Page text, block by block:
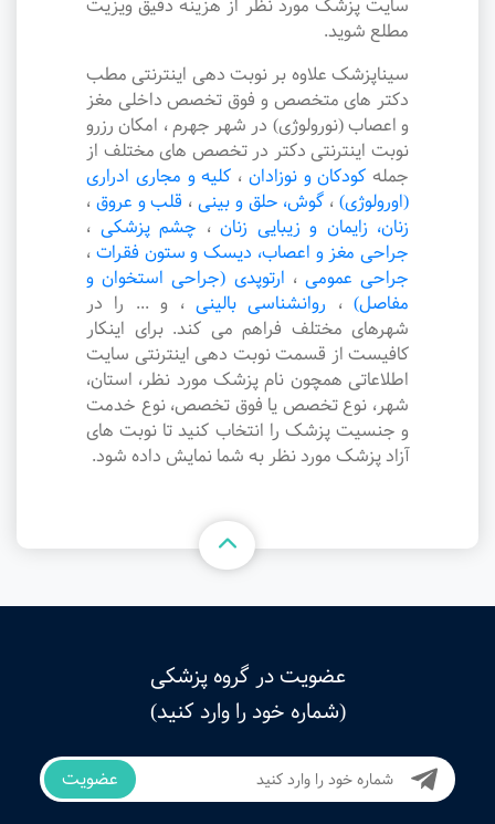
سایت پزشک مورد نظر از هزینه دقیق ویزیت
مطلع شوید.
سیناپزشک علاوه بر نوبت دهی اینترنتی مطب
دکتر های متخصص و فوق تخصص داخلی مغز
و اعصاب (نورولوژی) در شهر جهرم ، امکان رزرو
نوبت اینترنتی دکتر در تخصص های مختلف از
جمله کودکان و نوزادان ، کلیه و مجاری ادراری
(اورولوژی) ، گوش، حلق و بینی ، قلب و عروق ،
زنان، زایمان و زیبایی زنان ، چشم پزشکی ،
جراحی مغز و اعصاب، دیسک و ستون فقرات ،
جراحی عمومی ، ارتوپدی (جراحی استخوان و
مفاصل) ، روانشناسی بالینی ، و ... را در
شهرهای مختلف فراهم می کند. برای اینکار
کافیست از قسمت نوبت دهی اینترنتی سایت
اطلاعاتی همچون نام پزشک مورد نظر، استان،
شهر، نوع تخصص یا فوق تخصص، نوع خدمت
و جنسیت پزشک را انتخاب کنید تا نوبت های
آزاد پزشک مورد نظر به شما نمایش داده شود.
عضویت در گروه پزشکی
(شماره خود را وارد کنید)
عضویت